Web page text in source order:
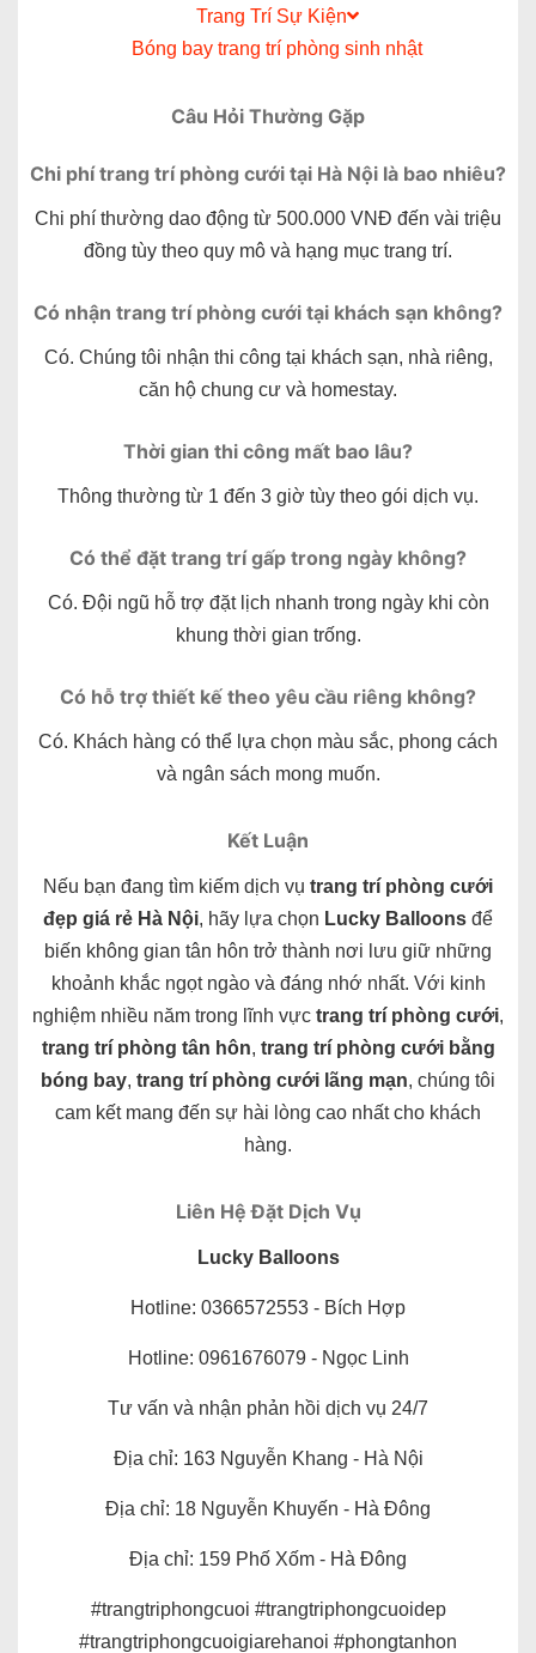
Trang Trí Sự Kiện
Bóng bay trang trí phòng sinh nhật
Câu Hỏi Thường Gặp
Chi phí trang trí phòng cưới tại Hà Nội là bao nhiêu?
Chi phí thường dao động từ 500.000 VNĐ đến vài triệu
đồng tùy theo quy mô và hạng mục trang trí.
Có nhận trang trí phòng cưới tại khách sạn không?
Có. Chúng tôi nhận thi công tại khách sạn, nhà riêng,
căn hộ chung cư và homestay.
Thời gian thi công mất bao lâu?
Thông thường từ 1 đến 3 giờ tùy theo gói dịch vụ.
Có thể đặt trang trí gấp trong ngày không?
Có. Đội ngũ hỗ trợ đặt lịch nhanh trong ngày khi còn
khung thời gian trống.
Có hỗ trợ thiết kế theo yêu cầu riêng không?
Có. Khách hàng có thể lựa chọn màu sắc, phong cách
và ngân sách mong muốn.
Kết Luận
Nếu bạn đang tìm kiếm dịch vụ trang trí phòng cưới
đẹp giá rẻ Hà Nội, hãy lựa chọn Lucky Balloons để
biến không gian tân hôn trở thành nơi lưu giữ những
khoảnh khắc ngọt ngào và đáng nhớ nhất. Với kinh
nghiệm nhiều năm trong lĩnh vực trang trí phòng cưới,
trang trí phòng tân hôn, trang trí phòng cưới bằng
bóng bay, trang trí phòng cưới lãng mạn, chúng tôi
cam kết mang đến sự hài lòng cao nhất cho khách
hàng.
Liên Hệ Đặt Dịch Vụ
Lucky Balloons
Hotline: 0366572553 - Bích Hợp
Hotline: 0961676079 - Ngọc Linh
Tư vấn và nhận phản hồi dịch vụ 24/7
Địa chỉ: 163 Nguyễn Khang - Hà Nội
Địa chỉ: 18 Nguyễn Khuyến - Hà Đông
Địa chỉ: 159 Phố Xốm - Hà Đông
#trangtriphongcuoi #trangtriphongcuoidep
#trangtriphongcuoigiarehanoi #phongtanhon